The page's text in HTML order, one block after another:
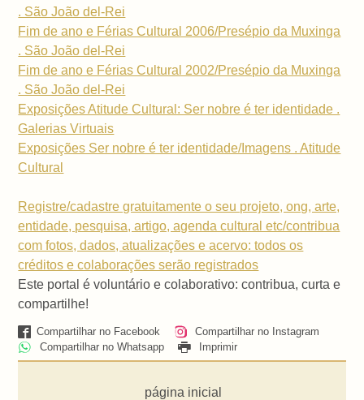
. São João del-Rei
Fim de ano e Férias Cultural 2006/Presépio da Muxinga
. São João del-Rei
Fim de ano e Férias Cultural 2002/Presépio da Muxinga
. São João del-Rei
Exposições Atitude Cultural: Ser nobre é ter identidade .
Galerias Virtuais
Exposições Ser nobre é ter identidade/Imagens . Atitude
Cultural
Registre/cadastre gratuitamente o seu projeto, ong, arte,
entidade, pesquisa, artigo, agenda cultural etc/contribua
com fotos, dados, atualizações e acervo: todos os
créditos e colaborações serão registrados
Este portal é voluntário e colaborativo: contribua, curta e
compartilhe!
Compartilhar no Facebook
Compartilhar no Instagram
Compartilhar no Whatsapp
Imprimir
página inicial